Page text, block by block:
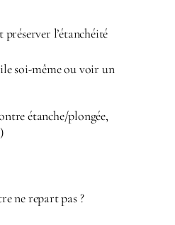
l’étanchéité
soi-même ou voir un
étanche/plongée,
ne repart pas ?